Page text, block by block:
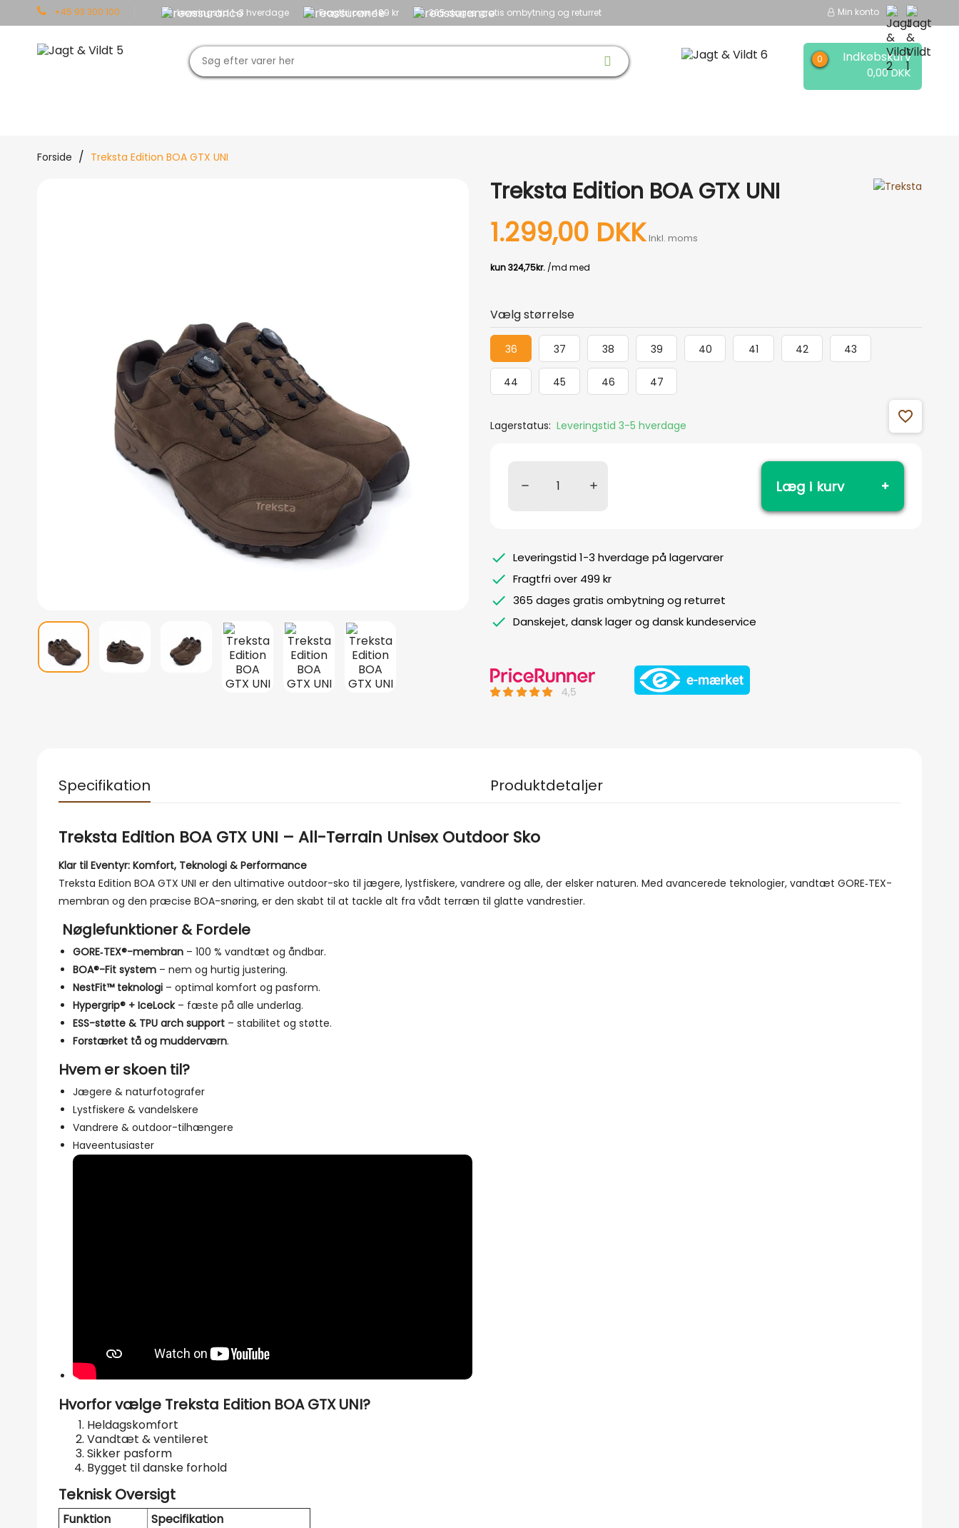
+45 93 300 100 Leveringstid 1-3 hverdage Fragtfri over 499 kr 365 dages gratis ombytning og returret Min konto
Indkøbskurv
0,00 DKK
Forside Treksta Edition BOA GTX UNI
Treksta Edition BOA GTX UNI
1.299,00 DKK Inkl. moms
Vælg størrelse
36 37 38 39 40 41 42 43
44 45 46 47
Lagerstatus: Leveringstid 3-5 hverdage
favorite_outline
Læg i kurv
Leveringstid 1-3 hverdage på lagervarer
Fragtfri over 499 kr
365 dages gratis ombytning og returret
Danskejet, dansk lager og dansk kundeservice
Specifikation Produktdetaljer
Treksta Edition BOA GTX UNI – All-Terrain Unisex Outdoor Sko
Klar til Eventyr: Komfort, Teknologi & Performance
Treksta Edition BOA GTX UNI er den ultimative outdoor-sko til jægere, lystfiskere, vandrere og alle, der elsker naturen. Med avancerede teknologier, vandtæt GORE‑TEX-
membran og den præcise BOA-snøring, er den skabt til at tackle alt fra vådt terræn til glatte vandrestier.
Nøglefunktioner & Fordele
GORE‑TEX®-membran – 100 % vandtæt og åndbar.
BOA®-Fit system – nem og hurtig justering.
NestFit™ teknologi – optimal komfort og pasform.
Hypergrip® + IceLock– fæste på alle underlag.
ESS-støtte & TPU arch support – stabilitet og støtte.
Forstærket tå og mudderværn.
Hvem er skoen til?
Jægere & naturfotografer
Lystfiskere & vandelskere
Vandrere & outdoor-tilhængere
Haveentusiaster
Hvorfor vælge Treksta Edition BOA GTX UNI?
Heldagskomfort
Vandtæt & ventileret
Sikker pasform
Bygget til danske forhold
Teknisk Oversigt
Funktion
Specifikation